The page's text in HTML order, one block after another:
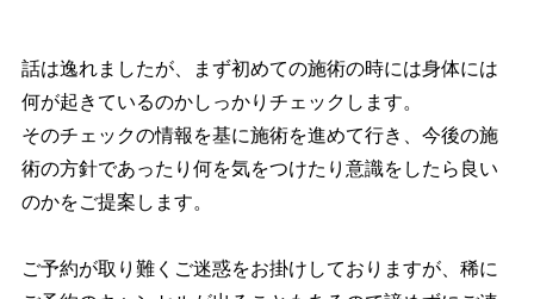
話は逸れましたが、まず初めての施術の時には身体には
何が起きているのかしっかりチェックします。
そのチェックの情報を基に施術を進めて行き、今後の施
術の方針であったり何を気をつけたり意識をしたら良い
のかをご提案します。
ご予約が取り難くご迷惑をお掛けしておりますが、稀に